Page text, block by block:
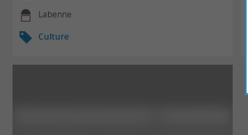
Labenne
Culture